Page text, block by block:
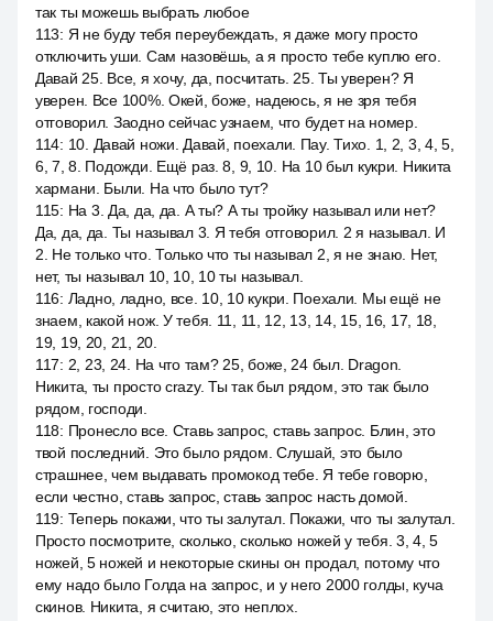
так ты можешь выбрать любое
113: Я не буду тебя переубеждать, я даже могу просто
отключить уши. Сам назовёшь, а я просто тебе куплю его.
Давай 25. Все, я хочу, да, посчитать. 25. Ты уверен? Я
уверен. Все 100%. Окей, боже, надеюсь, я не зря тебя
отговорил. Заодно сейчас узнаем, что будет на номер.
114: 10. Давай ножи. Давай, поехали. Пау. Тихо. 1, 2, 3, 4, 5,
6, 7, 8. Подожди. Ещё раз. 8, 9, 10. На 10 был кукри. Никита
хармани. Были. На что было тут?
115: На 3. Да, да, да. А ты? А ты тройку называл или нет?
Да, да, да. Ты называл 3. Я тебя отговорил. 2 я называл. И
2. Не только что. Только что ты называл 2, я не знаю. Нет,
нет, ты называл 10, 10, 10 ты называл.
116: Ладно, ладно, все. 10, 10 кукри. Поехали. Мы ещё не
знаем, какой нож. У тебя. 11, 11, 12, 13, 14, 15, 16, 17, 18,
19, 19, 20, 21, 20.
117: 2, 23, 24. На что там? 25, боже, 24 был. Dragon.
Никита, ты просто crazy. Ты так был рядом, это так было
рядом, господи.
118: Пронесло все. Ставь запрос, ставь запрос. Блин, это
твой последний. Это было рядом. Слушай, это было
страшнее, чем выдавать промокод тебе. Я тебе говорю,
если честно, ставь запрос, ставь запрос насть домой.
119: Теперь покажи, что ты залутал. Покажи, что ты залутал.
Просто посмотрите, сколько, сколько ножей у тебя. 3, 4, 5
ножей, 5 ножей и некоторые скины он продал, потому что
ему надо было Голда на запрос, и у него 2000 голды, куча
скинов. Никита, я считаю, это неплох.